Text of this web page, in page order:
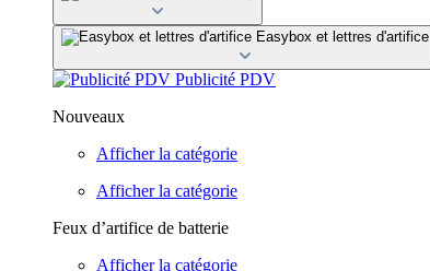
Easybox et lettres d'artifice
Publicité PDV
Nouveaux
Afficher la catégorie
Afficher la catégorie
Feux d’artifice de batterie
Afficher la catégorie